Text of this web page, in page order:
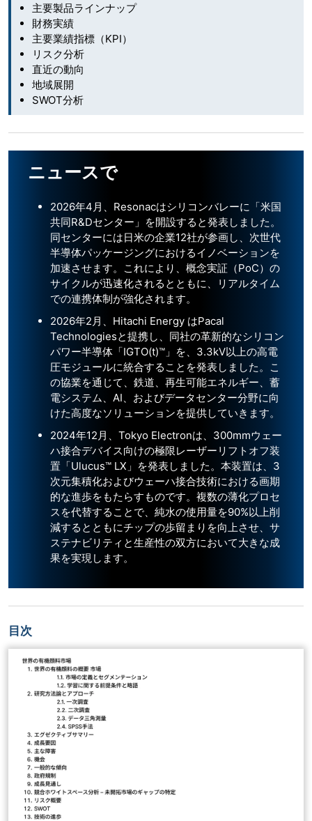
主要製品ラインナップ
財務実績
主要業績指標（KPI）
リスク分析
直近の動向
地域展開
SWOT分析
ニュースで
2026年4月、Resonacはシリコンバレーに「米国
共同R&Dセンター」を開設すると発表しました。
同センターには日米の企業12社が参画し、次世代
半導体パッケージングにおけるイノベーションを
加速させます。これにより、概念実証（PoC）の
サイクルが迅速化されるとともに、リアルタイム
での連携体制が強化されます。
2026年2月、Hitachi Energy はPacal
Technologiesと提携し、同社の革新的なシリコン
パワー半導体「IGTO(t)™」を、3.3kV以上の高電
圧モジュールに統合することを発表しました。こ
の協業を通じて、鉄道、再生可能エネルギー、蓄
電システム、AI、およびデータセンター分野に向
けた高度なソリューションを提供していきます。
2024年12月、Tokyo Electronは、300mmウェー
ハ接合デバイス向けの極限レーザーリフトオフ装
置「Ulucus™ LX」を発表しました。本装置は、3
次元集積化およびウェーハ接合技術における画期
的な進歩をもたらすものです。複数の薄化プロセ
スを代替することで、純水の使用量を90%以上削
減するとともにチップの歩留まりを向上させ、サ
ステナビリティと生産性の双方において大きな成
果を実現します。
目次